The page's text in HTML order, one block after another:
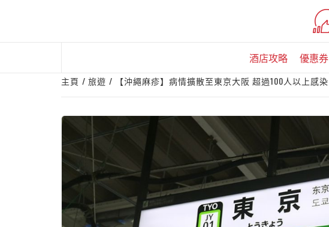
酒店攻略 優惠券
主頁 旅遊 【沖繩麻疹】病情擴散至東京大阪 超過100人以上感染